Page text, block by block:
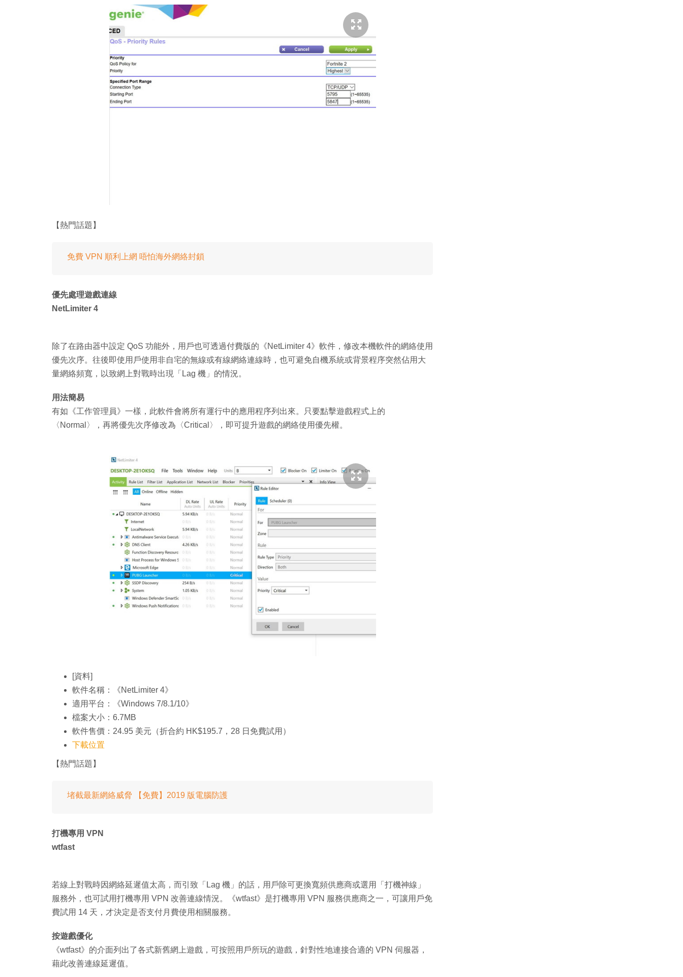
【熱門話題】
免費 VPN 順利上網 唔怕海外網絡封鎖
優先處理遊戲連線
NetLimiter 4
除了在路由器中設定 QoS 功能外，用戶也可透過付費版的《NetLimiter 4》軟件，修改本機軟件的網絡使用
優先次序。往後即使用戶使用非自宅的無線或有線網絡連線時，也可避免自機系統或背景程序突然佔用大
量網絡頻寬，以致網上對戰時出現「Lag 機」的情況。
用法簡易
有如《工作管理員》一樣，此軟件會將所有運行中的應用程序列出來。只要點擊遊戲程式上的
〈Normal〉，再將優先次序修改為〈Critical〉，即可提升遊戲的網絡使用優先權。
[資料]
軟件名稱：《NetLimiter 4》
適用平台：《Windows 7/8.1/10》
檔案大小：6.7MB
軟件售價：24.95 美元（折合約 HK$195.7，28 日免費試用）
下載位置
【熱門話題】
堵截最新網絡威脅 【免費】2019 版電腦防護
打機專用 VPN
wtfast
若線上對戰時因網絡延遲值太高，而引致「Lag 機」的話，用戶除可更換寬頻供應商或選用「打機神線」
服務外，也可試用打機專用 VPN 改善連線情況。《wtfast》是打機專用 VPN 服務供應商之一，可讓用戶免
費試用 14 天，才決定是否支付月費使用相關服務。
按遊戲優化
《wtfast》的介面列出了各式新舊網上遊戲，可按照用戶所玩的遊戲，針對性地連接合適的 VPN 伺服器，
藉此改善連線延遲值。